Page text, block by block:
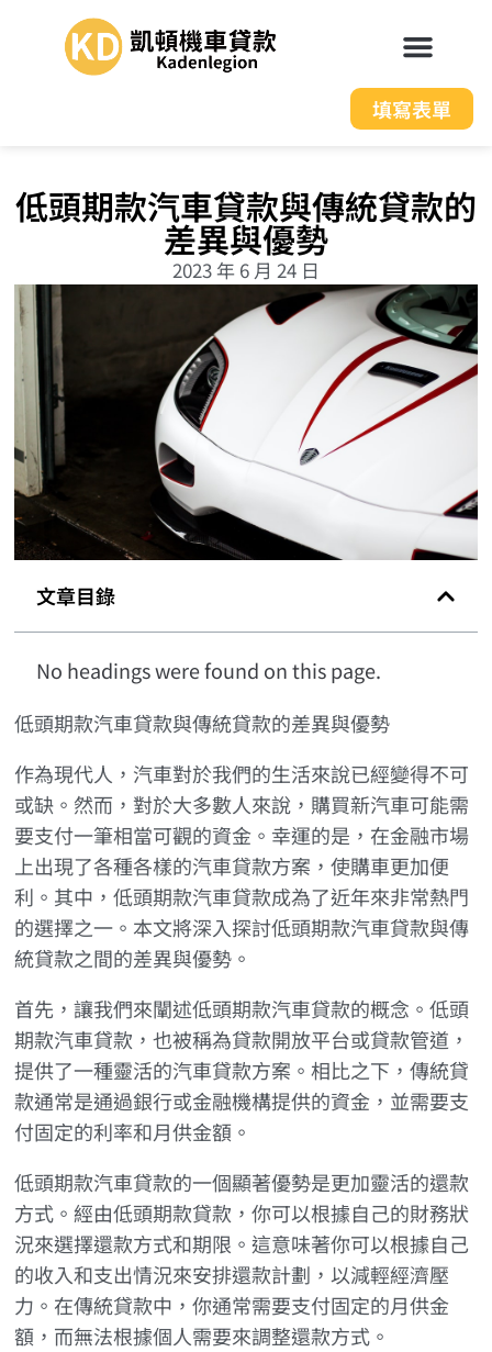
填寫表單
低頭期款汽車貸款與傳統貸款的
差異與優勢
2023 年 6 月 24 日
文章目錄
No headings were found on this page.
低頭期款汽車貸款與傳統貸款的差異與優勢
作為現代人，汽車對於我們的生活來說已經變得不可
或缺。然而，對於大多數人來說，購買新汽車可能需
要支付一筆相當可觀的資金。幸運的是，在金融市場
上出現了各種各樣的汽車貸款方案，使購車更加便
利。其中，低頭期款汽車貸款成為了近年來非常熱門
的選擇之一。本文將深入探討低頭期款汽車貸款與傳
統貸款之間的差異與優勢。
首先，讓我們來闡述低頭期款汽車貸款的概念。低頭
期款汽車貸款，也被稱為貸款開放平台或貸款管道，
提供了一種靈活的汽車貸款方案。相比之下，傳統貸
款通常是通過銀行或金融機構提供的資金，並需要支
付固定的利率和月供金額。
低頭期款汽車貸款的一個顯著優勢是更加靈活的還款
方式。經由低頭期款貸款，你可以根據自己的財務狀
況來選擇還款方式和期限。這意味著你可以根據自己
的收入和支出情況來安排還款計劃，以減輕經濟壓
力。在傳統貸款中，你通常需要支付固定的月供金
額，而無法根據個人需要來調整還款方式。